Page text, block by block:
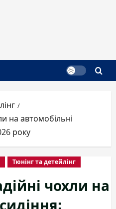
на автомобільні
року
Тюнінг та детейлінг
чохли на